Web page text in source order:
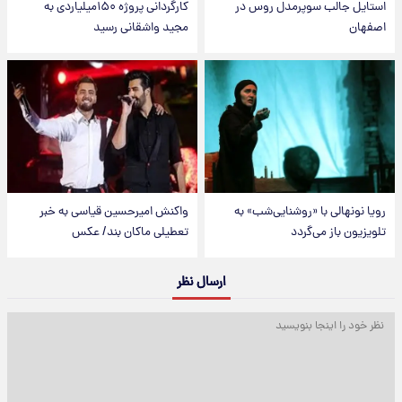
استایل جالب سوپرمدل روس در
اصفهان
کارگردانی پروژه ۱۵۰میلیاردی به
مجید واشقانی رسید
رویا نونهالی با «روشنایی‌شب» به
تلویزیون باز می‌گردد
واکنش امیرحسین قیاسی به خبر
تعطیلی ماکان بند/ عکس
ارسال نظر